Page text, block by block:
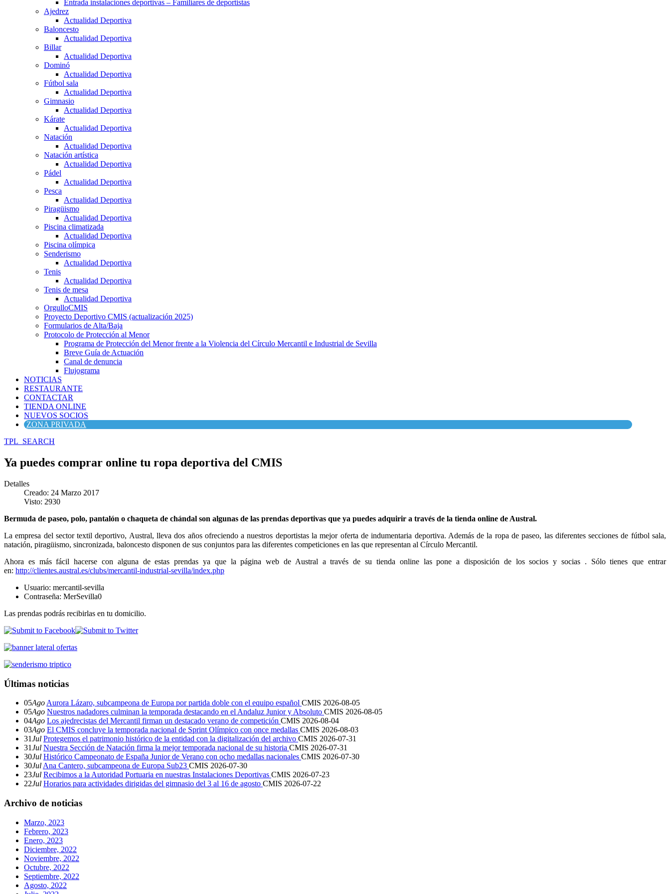
Entrada instalaciones deportivas – Familiares de deportistas
Ajedrez
Actualidad Deportiva
Baloncesto
Actualidad Deportiva
Billar
Actualidad Deportiva
Dominó
Actualidad Deportiva
Fútbol sala
Actualidad Deportiva
Gimnasio
Actualidad Deportiva
Kárate
Actualidad Deportiva
Natación
Actualidad Deportiva
Natación artística
Actualidad Deportiva
Pádel
Actualidad Deportiva
Pesca
Actualidad Deportiva
Piragüismo
Actualidad Deportiva
Piscina climatizada
Actualidad Deportiva
Piscina olímpica
Senderismo
Actualidad Deportiva
Tenis
Actualidad Deportiva
Tenis de mesa
Actualidad Deportiva
OrgulloCMIS
Proyecto Deportivo CMIS (actualización 2025)
Formularios de Alta/Baja
Protocolo de Protección al Menor
Programa de Protección del Menor frente a la Violencia del Círculo Mercantil e Industrial de Sevilla
Breve Guía de Actuación
Canal de denuncia
Flujograma
NOTICIAS
RESTAURANTE
CONTACTAR
TIENDA ONLINE
NUEVOS SOCIOS
ZONA PRIVADA
TPL_SEARCH
Ya puedes comprar online tu ropa deportiva del CMIS
Detalles
Creado: 24 Marzo 2017
Visto: 2930
Bermuda de paseo, polo, pantalón o chaqueta de chándal son algunas de las prendas deportivas que ya puedes adquirir a través de la tienda online de Austral.
La empresa del sector textil deportivo, Austral, lleva dos años ofreciendo a nuestros deportistas la mejor oferta de indumentaria deportiva. Además de la ropa de paseo, las diferentes secciones de fútbol sala,
natación, piragüismo, sincronizada, baloncesto disponen de sus conjuntos para las diferentes competiciones en las que representan al Círculo Mercantil.
Ahora es más fácil hacerse con alguna de estas prendas ya que la página web de Austral a través de su tienda online las pone a disposición de los socios y socias . Sólo tienes que entrar
en: http://clientes.austral.es/clubs/mercantil-industrial-sevilla/index.php
Usuario: mercantil-sevilla
Contraseña: MerSevilla0
Las prendas podrás recibirlas en tu domicilio.
Últimas noticias
05Ago Aurora Lázaro, subcampeona de Europa por partida doble con el equipo español CMIS 2026-08-05
05Ago Nuestros nadadores culminan la temporada destacando en el Andaluz Junior y Absoluto CMIS 2026-08-05
04Ago Los ajedrecistas del Mercantil firman un destacado verano de competición CMIS 2026-08-04
03Ago El CMIS concluye la temporada nacional de Sprint Olímpico con once medallas CMIS 2026-08-03
31Jul Protegemos el patrimonio histórico de la entidad con la digitalización del archivo CMIS 2026-07-31
31Jul Nuestra Sección de Natación firma la mejor temporada nacional de su historia CMIS 2026-07-31
30Jul Histórico Campeonato de España Junior de Verano con ocho medallas nacionales CMIS 2026-07-30
30Jul Ana Cantero, subcampeona de Europa Sub23 CMIS 2026-07-30
23Jul Recibimos a la Autoridad Portuaria en nuestras Instalaciones Deportivas CMIS 2026-07-23
22Jul Horarios para actividades dirigidas del gimnasio del 3 al 16 de agosto CMIS 2026-07-22
Archivo de noticias
Marzo, 2023
Febrero, 2023
Enero, 2023
Diciembre, 2022
Noviembre, 2022
Octubre, 2022
Septiembre, 2022
Agosto, 2022